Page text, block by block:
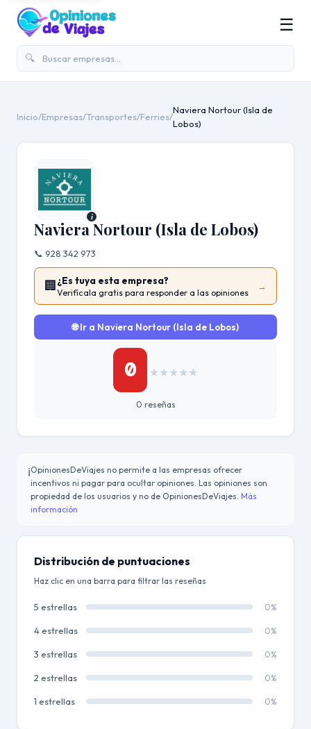
🔍
☰
Inicio/Empresas/Transportes/Ferries/
Naviera Nortour (Isla de
Lobos)
i
Naviera Nortour (Isla de Lobos)
📞 928 342 973
🏢¿Es tuya esta empresa?
Verifícala gratis para responder a las opiniones
→
🌐 Ir a Naviera Nortour (Isla de Lobos)
0 ★ ★ ★ ★ ★
0 reseñas
ℹ️OpinionesDeViajes no permite a las empresas ofrecer
incentivos ni pagar para ocultar opiniones. Las opiniones son
propiedad de los usuarios y no de OpinionesDeViajes. Más
información
Distribución de puntuaciones
Haz clic en una barra para filtrar las reseñas
5 estrellas 0%
4 estrellas 0%
3 estrellas 0%
2 estrellas 0%
1 estrellas 0%